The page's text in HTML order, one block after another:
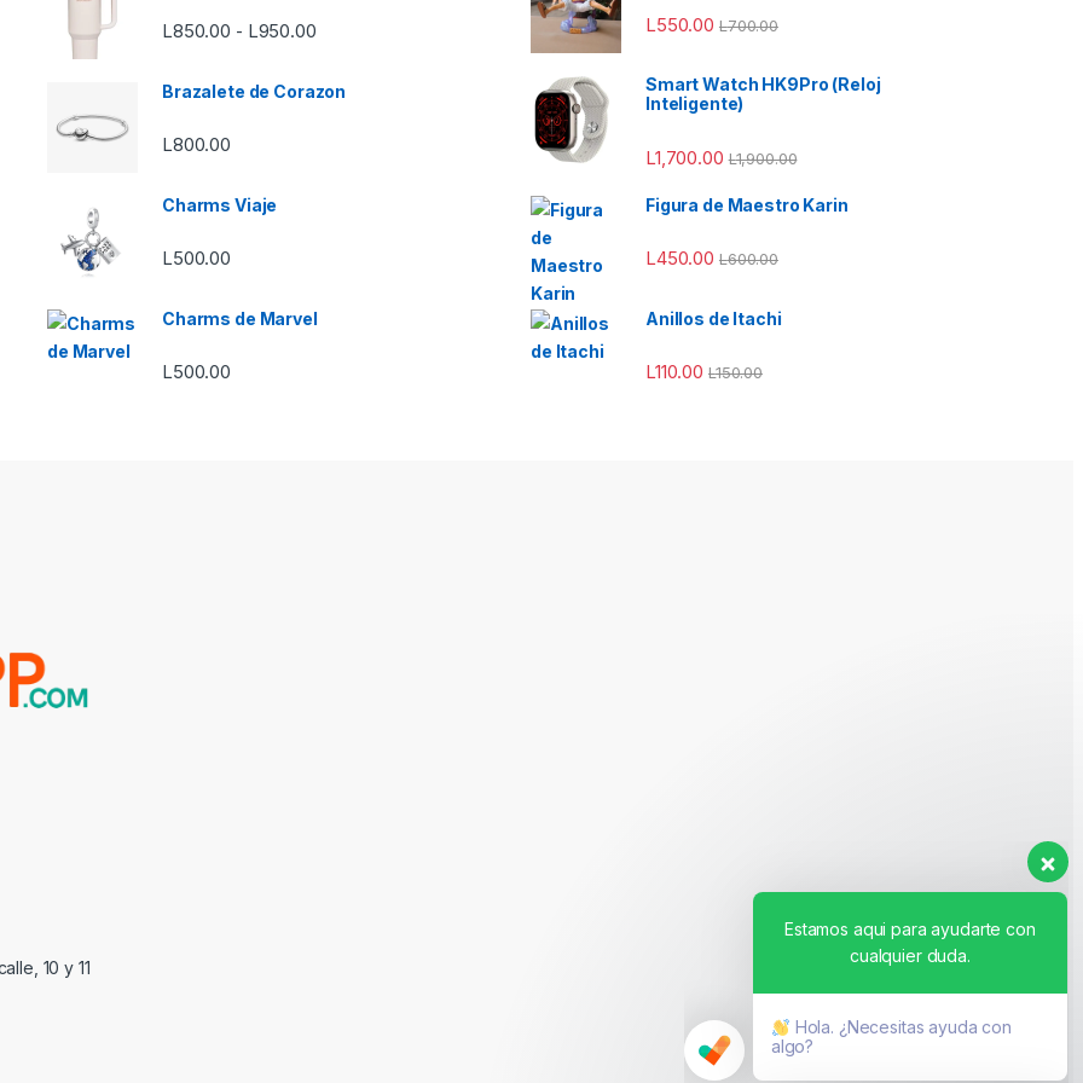
L850.00 - L950.00Rango de precios: desde L850.00 hasta L950.00
Brazalete de Corazon
L800.00
Charms Viaje
L500.00
Charms de Marvel
L500.00
L550.00 L700.00
Smart Watch HK9Pro (Reloj
Inteligente)
L1,700.00 L1,900.00
Figura de Maestro Karin
L450.00 L600.00
Anillos de Itachi
L110.00 L150.00
10 y 11
cualquier duda.
algo?